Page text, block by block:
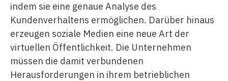
indem sie eine genaue Analyse des
Kundenverhaltens ermöglichen. Darüber hinaus
erzeugen soziale Medien eine neue Art der
virtuellen Öffentlichkeit. Die Unternehmen
müssen die damit verbundenen
Herausforderungen in ihrem betrieblichen